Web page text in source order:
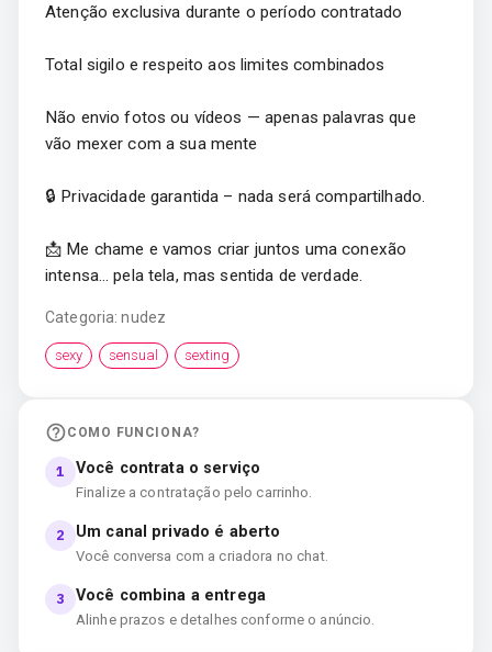
Atenção exclusiva durante o período contratado
Total sigilo e respeito aos limites combinados
Não envio fotos ou vídeos — apenas palavras que
vão mexer com a sua mente
🔒 Privacidade garantida – nada será compartilhado.
📩 Me chame e vamos criar juntos uma conexão
intensa… pela tela, mas sentida de verdade.
Categoria:nudez
sexy sensual sexting
COMO FUNCIONA?
1 Você contrata o serviço
Finalize a contratação pelo carrinho.
2 Um canal privado é aberto
Você conversa com a criadora no chat.
3 Você combina a entrega
Alinhe prazos e detalhes conforme o anúncio.